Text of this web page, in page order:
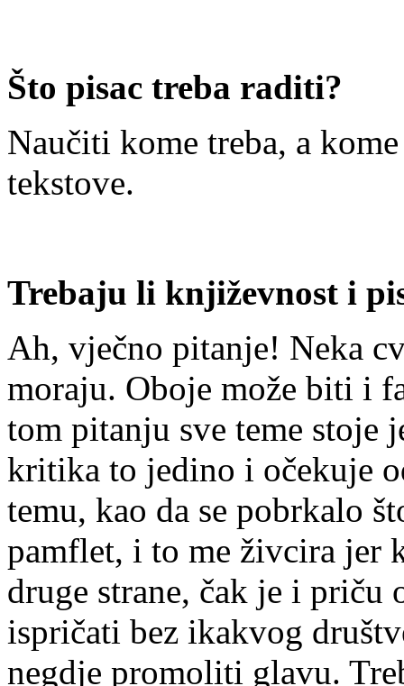
Što pisac treba raditi?
Naučiti kome treba, a
tekstove.
Trebaju li književnost i
Ah, vječno pitanje! Neka
moraju. Oboje može biti i
tom pitanju sve teme stoje
kritika to jedino i očekuje
temu, kao da se pobrkalo
pamflet, i to me živcira jer
druge strane, čak je i priču
ispričati bez ikakvog
negdje promoliti glavu.